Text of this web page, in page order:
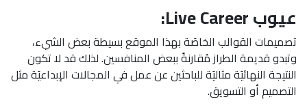
عيوب Live Career:
تصميمات القوالب الخاصَة بهذا الموقع بسيطة بعض الشيء،
وتبدو قديمة الطراز مُقارنةً ببعض المنافسين. لذلك قد لا تكون
النتيجة النهائيَة مثاليَة للباحثين عن عمل في المجالات الإبداعيَة مثل
التصميم أو التسويق.